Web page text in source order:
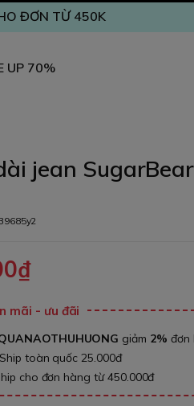
ĐƠN TỪ 450K
UP 70%
jean
mãi - ưu đãi
giảm 2% đơn
toàn quốc 25.000đ
cho đơn hàng từ 450.000đ